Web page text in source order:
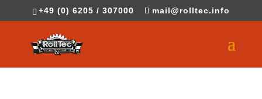
+49 (0) 6205 / 307000 mail@rolltec.info